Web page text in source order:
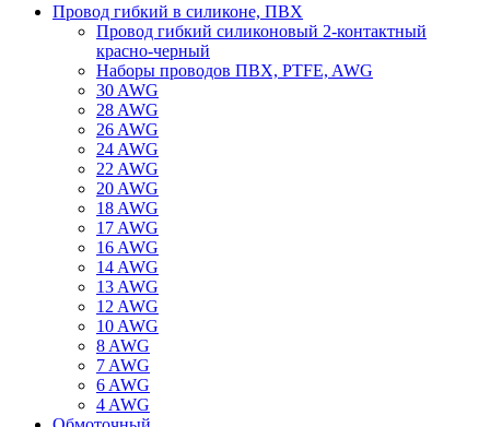
Провод гибкий в силиконе, ПВХ
Провод гибкий силиконовый 2-контактный
красно-черный
Наборы проводов ПВХ, PTFE, AWG
30 AWG
28 AWG
26 AWG
24 AWG
22 AWG
20 AWG
18 AWG
17 AWG
16 AWG
14 AWG
13 AWG
12 AWG
10 AWG
8 AWG
7 AWG
6 AWG
4 AWG